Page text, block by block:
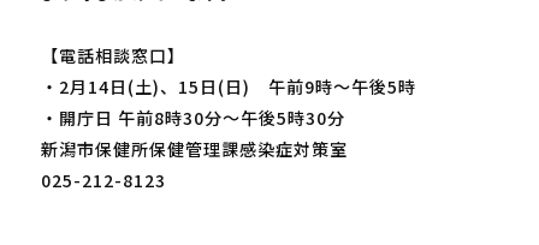
【電話相談窓口】
・2月14日(土)、15日(日) 午前9時～午後5時
・開庁日 午前8時30分～午後5時30分
新潟市保健所保健管理課感染症対策室
025-212-8123